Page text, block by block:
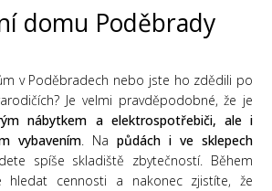
domu Poděbrady
v Poděbradech nebo jste ho zdědili po
Je velmi pravděpodobné, že je
nábytkem a elektrospotřebiči, ale i
vybavením. Na půdách i ve sklepech
spíše skladiště zbytečností. Během
hledat cennosti a nakonec zjistíte, že